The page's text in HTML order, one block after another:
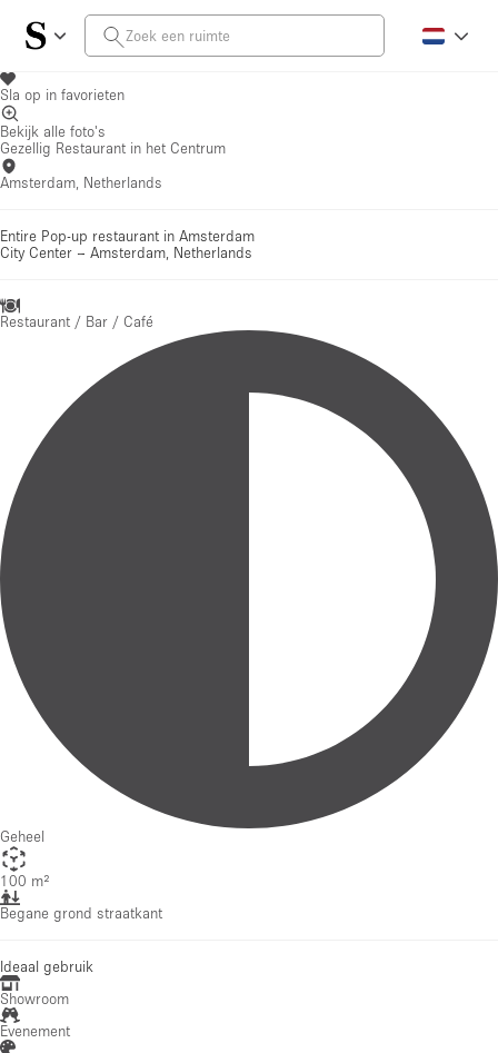
Sla op in favorieten
Bekijk alle foto's
Gezellig Restaurant in het Centrum
Amsterdam, Netherlands
Entire Pop-up restaurant in Amsterdam
City Center – Amsterdam, Netherlands
Restaurant / Bar / Café
Geheel
100 m²
Begane grond straatkant
Ideaal gebruik
Showroom
Evenement